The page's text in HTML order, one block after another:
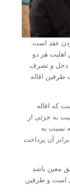
عقد است.
اهلیت هر دو
دخل و تصرف
طرفین اقاله
که اقاله
به جزئی از
نسبت به
آن پرداخت
معین باشد
است و طرفین